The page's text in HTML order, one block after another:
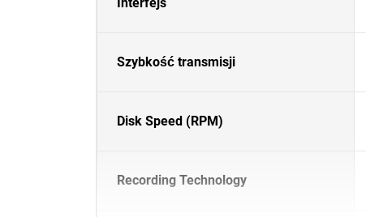
Szybkość transmisji
Disk Speed (RPM)
Recording Technology